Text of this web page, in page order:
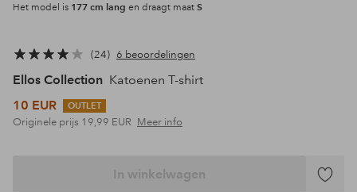
Het model is 177 cm lang en draagt maat S
24 6 beoordelingen
Ellos Collection Katoenen T-shirt
10 EUR
OUTLET
Originele prijs 19,99 EUR Meer info
In winkelwagen